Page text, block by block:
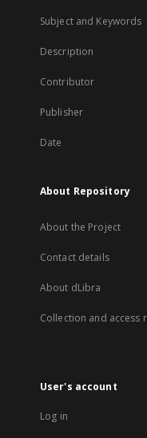
Subject and Keywords
Description
Contributor
Publisher
Date
About Repository
About the Project
Contact details
About dLibra
Collection and access
User's account
Log in